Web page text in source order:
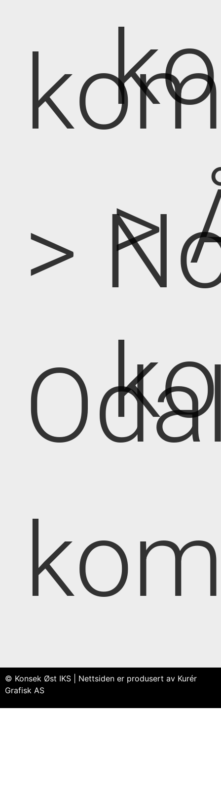
> >
© Konsek Øst IKS | Nettsiden er produsert av Kurér
Grafisk AS